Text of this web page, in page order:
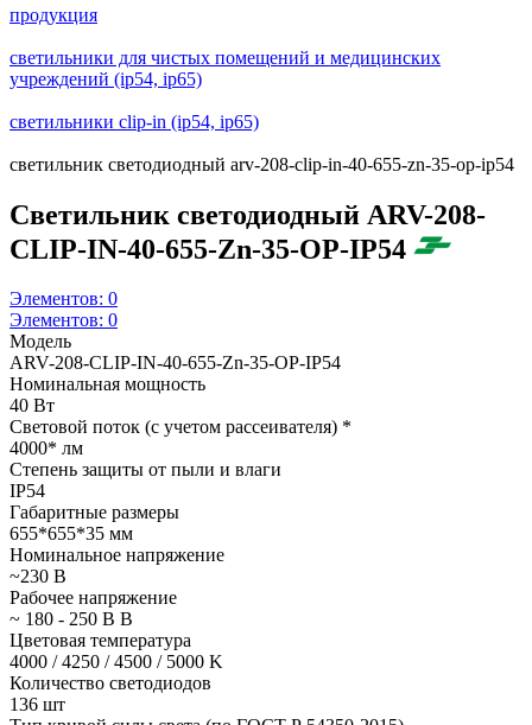
продукция
светильники для чистых помещений и медицинских
учреждений (ip54, ip65)
светильники clip-in (ip54, ip65)
светильник светодиодный arv-208-clip-in-40-655-zn-35-op-ip54
Светильник светодиодный ARV-208-
CLIP-IN-40-655-Zn-35-OP-IP54
Элементов: 0
Элементов: 0
Модель
ARV-208-CLIP-IN-40-655-Zn-35-OP-IP54
Номинальная мощность
40 Вт
Световой поток (с учетом рассеивателя) *
4000* лм
Степень защиты от пыли и влаги
IP54
Габаритные размеры
655*655*35 мм
Номинальное напряжение
~230 В
Рабочее напряжение
~ 180 - 250 В В
Цветовая температура
4000 / 4250 / 4500 / 5000 K
Количество светодиодов
136 шт